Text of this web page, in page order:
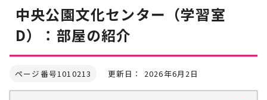
中央公園文化センター（学習室
D）：部屋の紹介
ページ番号1010213 更新日： 2026年6月2日